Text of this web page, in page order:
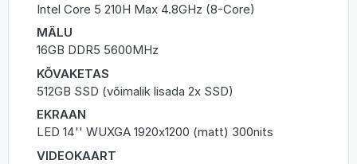
Intel Core 5 210H Max 4.8GHz (8-Core)
MÄLU
16GB DDR5 5600MHz
KÕVAKETAS
512GB SSD (võimalik lisada 2x SSD)
EKRAAN
LED 14'' WUXGA 1920x1200 (matt) 300nits
VIDEOKAART